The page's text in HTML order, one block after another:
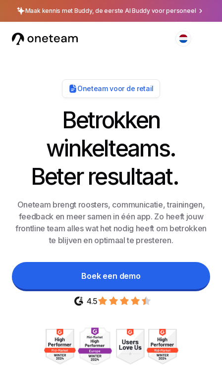
Maak kennis met Buddy, de eerste AI Buddy voor personeel
Oneteam voor de retail
Betrokken
winkelteams.
Beter resultaat.
Oneteam brengt roosters, communicatie, trainingen,
feedback en meer samen in één app. Zo heeft jouw
frontline team alles wat het nodig heeft om betrokken
te blijven en optimaal te presteren.
Boek een demo
4.5